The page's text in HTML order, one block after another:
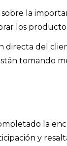
la
los
directa del
tomando
la
y